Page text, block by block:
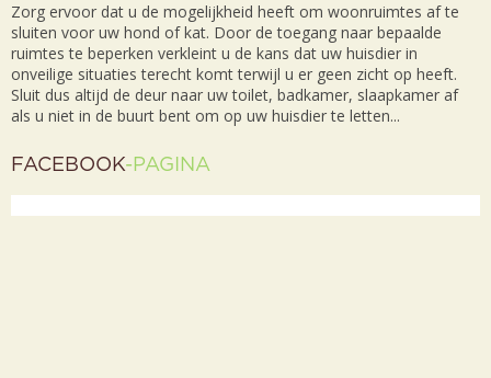
Zorg ervoor dat u de mogelijkheid heeft om woonruimtes af te
sluiten voor uw hond of kat. Door de toegang naar bepaalde
ruimtes te beperken verkleint u de kans dat uw huisdier in
onveilige situaties terecht komt terwijl u er geen zicht op heeft.
Sluit dus altijd de deur naar uw toilet, badkamer, slaapkamer af
als u niet in de buurt bent om op uw huisdier te letten...
FACEBOOK-PAGINA